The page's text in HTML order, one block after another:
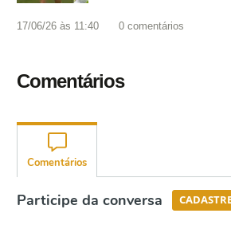
17/06/26 às 11:40 0 comentários
Comentários